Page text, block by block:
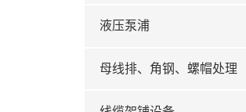
液压泵浦
母线排、角钢、螺帽处理